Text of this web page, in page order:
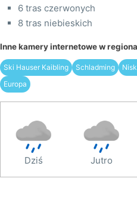
6 tras czerwonych
8 tras niebieskich
Inne kamery internetowe w
Ski Hauser Kaibling Schladming
Europa
Dziś Jutro